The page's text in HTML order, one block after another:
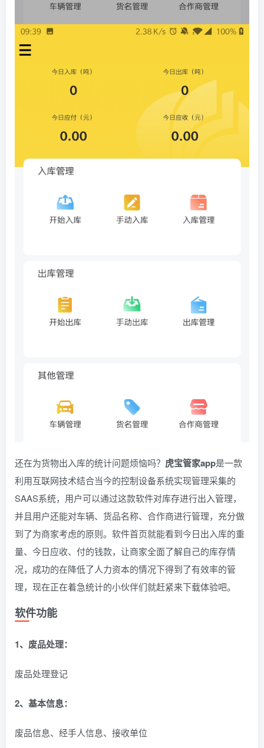
还在为货物出入库的统计问题烦恼吗？ 虎宝管家app是一款
利用互联网技术结合当今的控制设备系统实现管理采集的
SAAS系统，用户可以通过这款软件对库存进行出入管理，
并且用户还能对车辆、货品名称、合作商进行管理，充分做
到了为商家考虑的原则。软件首页就能看到今日出入库的重
量、今日应收、付的钱款，让商家全面了解自己的库存情
况，成功的在降低了人力资本的情况下得到了有效率的管
理，现在正在着急统计的小伙伴们就赶紧来下载体验吧。
软件功能
1、废品处理：
废品处理登记
2、基本信息：
废品信息、经手人信息、接收单位